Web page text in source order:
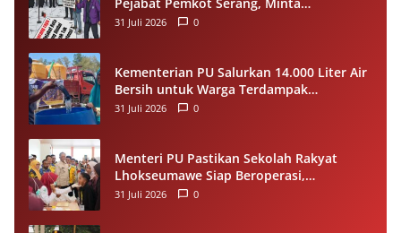
Penempatan Jabatan Berbasis
31 Juli 2026 0
Kementerian PU Salurkan 14.000 Liter Air
Bersih untuk Warga Terdampak
Kekeringan di Seram Bagian Timur
31 Juli 2026 0
Menteri PU Pastikan Sekolah Rakyat
Lhokseumawe Siap Beroperasi,
Dilengkapi Asrama hingga Laptop Gratis
31 Juli 2026 0